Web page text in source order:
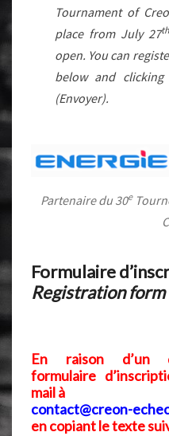
Tournament of
place from July 27th
open. You can
below and
(Envoyer).
Partenaire du 30e
Formulaire
Registration form
En raison d’un
formulaire
mail à
contact@creon-
en copiant le texte